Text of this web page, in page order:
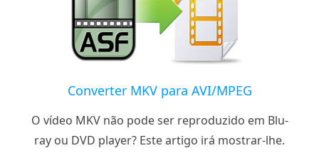
Converter MKV para AVI/MPEG
O vídeo MKV não pode ser reproduzido em Blu-
ray ou DVD player? Este artigo irá mostrar-lhe.